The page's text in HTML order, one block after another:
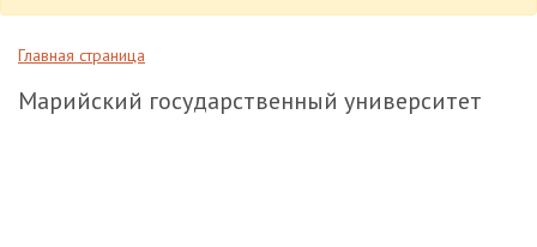
Главная страница
Марийский государственный университет